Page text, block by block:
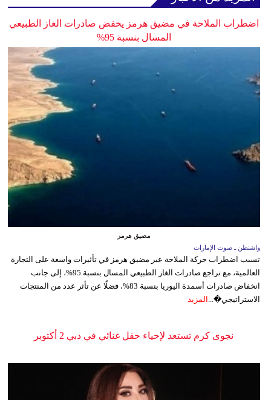
اضطراب الملاحة في مضيق هرمز يخفض صادرات الغاز الطبيعي
المسال بنسبة 95%
مضيق هرمز
واشنطن ـ صوت الإمارات
تسبب اضطراب حركة الملاحة عبر مضيق هرمز في تأثيرات واسعة على التجارة
العالمية، مع تراجع صادرات الغاز الطبيعي المسال بنسبة 95%، إلى جانب
انخفاض صادرات أسمدة اليوريا بنسبة 83%، فضلًا عن تأثر عدد من المنتجات
الاستراتيجي�... المزيد
نجوى كرم تستعد لإحياء حفل غنائي في دبي 2 أكتوبر